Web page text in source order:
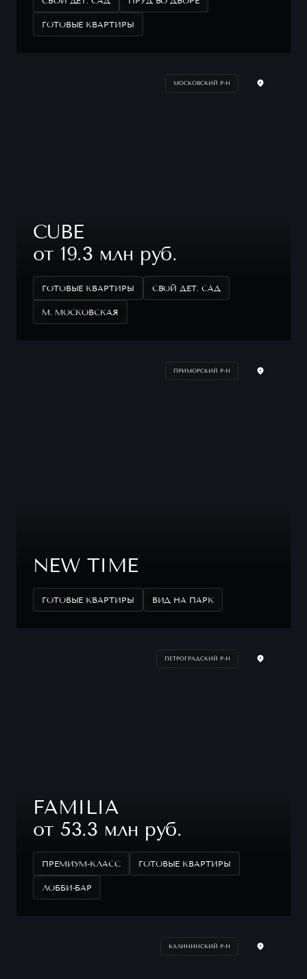
ГОТОВЫЕ КВАРТИРЫ
МОСКОВСКИЙ Р-Н
CUBE
от 19.3 млн руб.
ГОТОВЫЕ КВАРТИРЫ СВОЙ ДЕТ. САД
М. МОСКОВСКАЯ
ПРИМОРСКИЙ Р-Н
NEW TIME
ГОТОВЫЕ КВАРТИРЫ ВИД НА ПАРК
ПЕТРОГРАДСКИЙ Р-Н
FAMILIA
от 53.3 млн руб.
ПРЕМИУМ-КЛАСС ГОТОВЫЕ КВАРТИРЫ
ЛОББИ-БАР
КАЛИНИНСКИЙ Р-Н